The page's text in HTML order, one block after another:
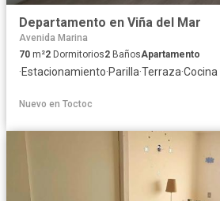
Departamento en Viña del Mar
Avenida Marina
70 m²2 Dormitorios2 BañosApartamento
·Estacionamiento·Parilla·Terraza·Cocina
Nuevo en Toctoc